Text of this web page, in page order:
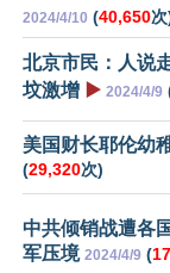
2024/4/10 (40,650次
北京市民：人说
坟激增 ▶️ 2024/4/9
美国财长耶伦幼
(29,320次)
中共倾销战遭各
军压境 2024/4/9 (